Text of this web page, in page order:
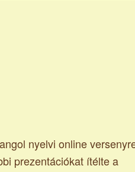
nyelvi online
prezentációkat ítélte a